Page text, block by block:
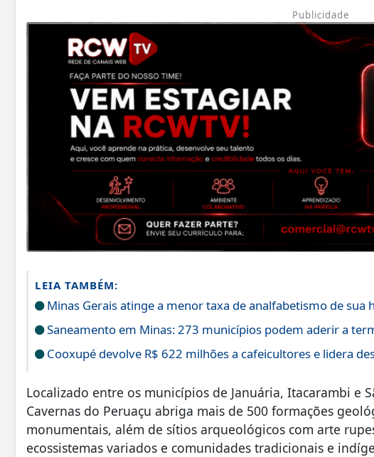
Publicidade
LEIA TAMBÉM:
Minas Gerais atinge a menor taxa de analfabetismo de sua
Saneamento em Minas: 273 municípios podem aderir a
Cooxupé devolve R$ 622 milhões a cafeicultores e lidera
Localizado entre os municípios de Januária, Itacarambi e
Cavernas do Peruaçu abriga mais de 500 formações
monumentais, além de sítios arqueológicos com arte
ecossistemas variados e comunidades tradicionais e